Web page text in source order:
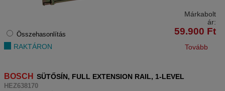
Összehasonlítás
RAKTÁRON
Márkabolt
ár:
59.900 Ft
Tovább
BOSCH SÜTŐSÍN, FULL EXTENSION RAIL, 1-LEVEL
HEZ638170